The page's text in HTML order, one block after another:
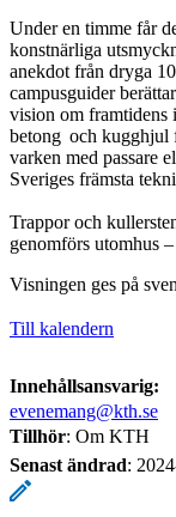
Under en timme får
konstnärliga
anekdot från dryga
campusguider
vision om framtidens
betong och kugghjul
varken med passare
Sveriges främsta
Trappor och
genomförs utomhus
Visningen ges på
Till kalendern
Innehållsansvarig:
evenemang@kth.se
Tillhör: Om KTH
Senast ändrad: